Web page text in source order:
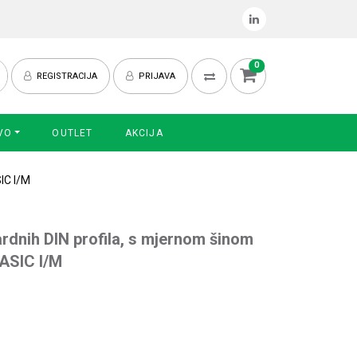
REGISTRACIJA PRIJAVA
0
OUTLET AKCIJA
I/M
DIN profila, s mjernom šinom
I/M